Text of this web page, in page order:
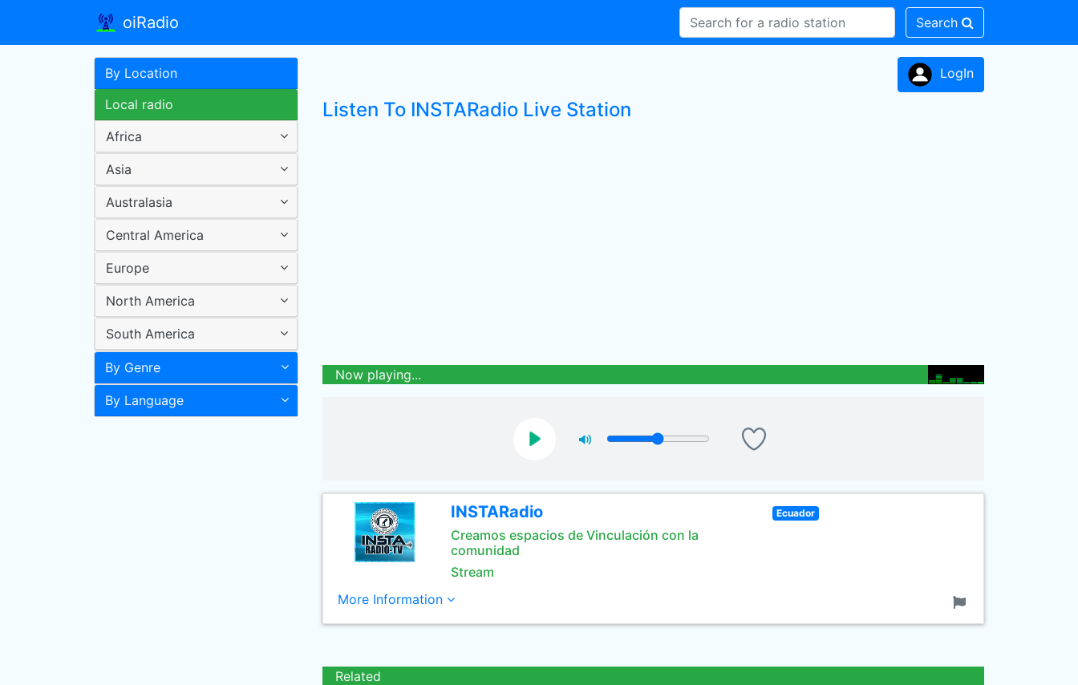
oiRadio Search
By Location
Local radio
Africa
Asia
Australasia
Central America
Europe
North America
South America
By Genre
By Language
LogIn
Listen To INSTARadio Live Station
Now playing...
INSTARadio
Creamos espacios de Vinculación con la
comunidad
Stream
Ecuador
More Information
Related